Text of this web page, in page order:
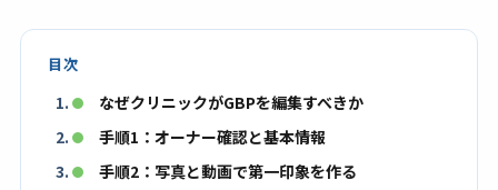
目次
なぜクリニックがGBPを編集すべきか
手順1：オーナー確認と基本情報
手順2：写真と動画で第一印象を作る